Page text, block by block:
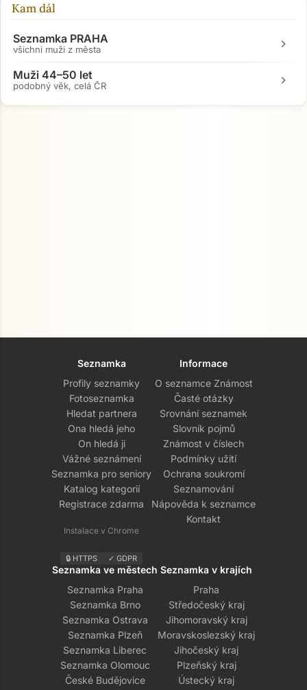
Kam dál
Seznamka PRAHA
všichni muži z města chevron_right
Muži 44–50 let
podobný věk, celá ČR chevron_right
Seznamka
Profily seznamky
Fotoseznamka
Hledat partnera
Ona hledá jeho
On hledá ji
Vážné seznámení
Seznamka pro seniory
Katalog kategorií
Registrace zdarma
Instalace v Chrome
🔒 HTTPS ✓ GDPR
Informace
O seznamce Známost
Časté otázky
Srovnání seznamek
Slovník pojmů
Známost v číslech
Podmínky užití
Ochrana soukromí
Seznamování
Nápověda k seznamce
Kontakt
Seznamka ve městech
Seznamka Praha
Seznamka Brno
Seznamka Ostrava
Seznamka Plzeň
Seznamka Liberec
Seznamka Olomouc
České Budějovice
Seznamka v krajích
Praha
Středočeský kraj
Jihomoravský kraj
Moravskoslezský kraj
Jihočeský kraj
Plzeňský kraj
Ústecký kraj